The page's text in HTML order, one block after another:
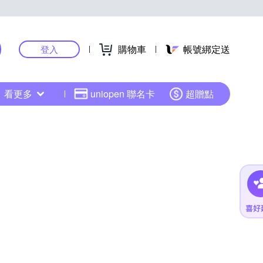
登入 購物車 帳號綁定送
看更多 uniopen 聯名卡 超贈點